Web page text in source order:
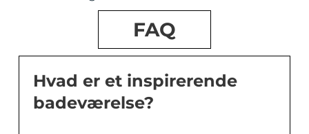
FAQ
Hvad er et inspirerende
badeværelse?